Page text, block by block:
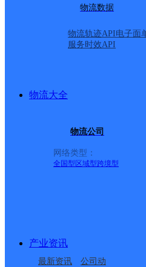
物流数据
物流轨迹API电子面
服务时效API
物流大全
物流公司
网络类型：
全国型 区域型跨境型
产业资讯
最新资讯
公司动
249号鸿汇物
派送范围:*:
白峰路,碧
港头镇,丁
高溪乡 H:
L:联合乡,丽
路,绿谷大
工业区,南